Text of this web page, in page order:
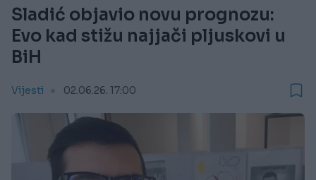
Sladić objavio novu prognozu:
Evo kad stižu najjači pljuskovi u
BiH
Vijesti 02.06.26. 17:00